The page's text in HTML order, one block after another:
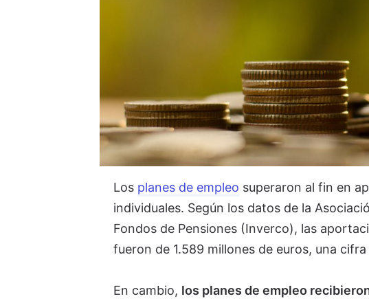
Los planes de empleo superaron al fin en
individuales. Según los datos de la
Fondos de Pensiones (Inverco), las
fueron de 1.589 millones de euros, una
En cambio, los planes de empleo